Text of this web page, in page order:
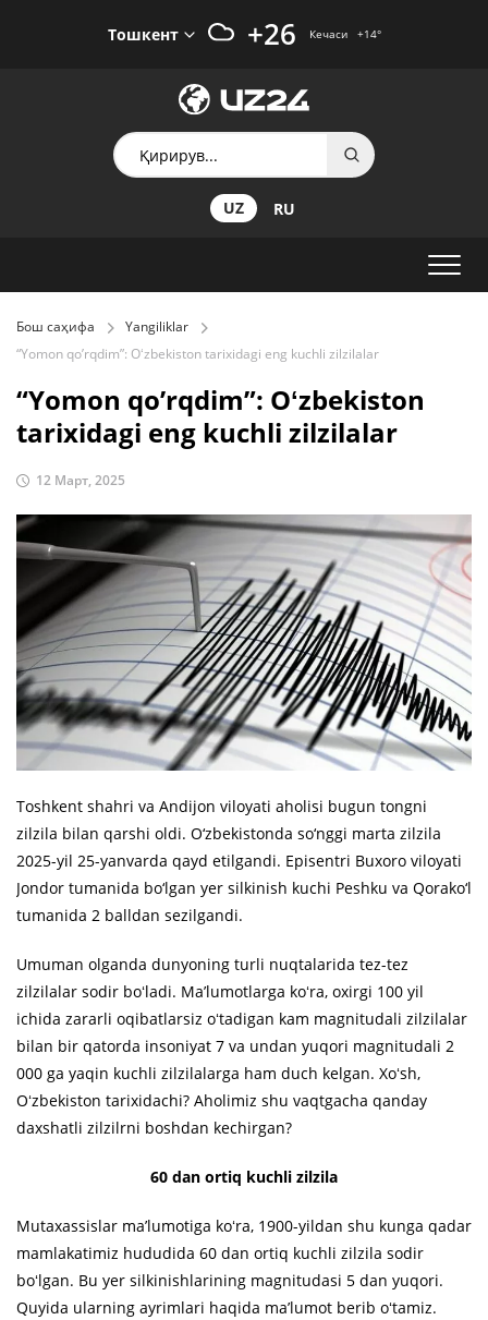
Тошкент +26 Кечаси +14°
UZ RU
Бош саҳифа
Yangiliklar
“Yomon qo’rqdim”: Oʻzbekiston tarixidagi eng kuchli zilzilalar
“Yomon qo’rqdim”: Oʻzbekiston
tarixidagi eng kuchli zilzilalar
12 Март, 2025
Toshkent shahri va Andijon viloyati aholisi bugun tongni
zilzila bilan qarshi oldi. O‘zbekistonda so‘nggi marta zilzila
2025-yil 25-yanvarda qayd etilgandi. Episentri Buxoro viloyati
Jondor tumanida bo‘lgan yer silkinish kuchi Peshku va Qorako‘l
tumanida 2 balldan sezilgandi.
Umuman olganda dunyoning turli nuqtalarida tez-tez
zilzilalar sodir boʻladi. Maʼlumotlarga koʻra, oxirgi 100 yil
ichida zararli oqibatlarsiz oʻtadigan kam magnitudali zilzilalar
bilan bir qatorda insoniyat 7 va undan yuqori magnitudali 2
000 ga yaqin kuchli zilzilalarga ham duch kelgan. Xoʻsh,
Oʻzbekiston tarixidachi? Aholimiz shu vaqtgacha qanday
daxshatli zilzilrni boshdan kechirgan?
60 dan ortiq kuchli zilzila
Mutaxassislar maʼlumotiga koʻra, 1900-yildan shu kunga qadar
mamlakatimiz hududida 60 dan ortiq kuchli zilzila sodir
boʻlgan. Bu yer silkinishlarining magnitudasi 5 dan yuqori.
Quyida ularning ayrimlari haqida maʼlumot berib oʻtamiz.